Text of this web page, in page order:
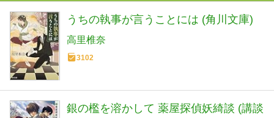
うちの執事が言うことには (角川文庫)
高里椎奈
3102
銀の檻を溶かして 薬屋探偵妖綺談 (講談